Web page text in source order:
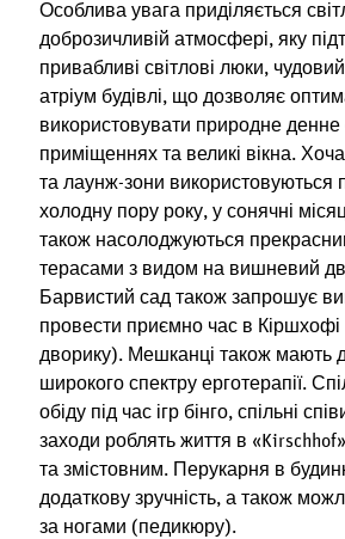
Особлива увага приділяється
доброзичливій атмосфері, яку
привабливі світлові люки,
атріум будівлі, що дозволяє
використовувати природне денне
приміщеннях та великі вікна. Хоча
та лаунж-зони використовуються
холодну пору року, у сонячні
також насолоджуються
терасами з видом на вишневий
Барвистий сад також запрошує
провести приємно час в
дворику). Мешканці також мають
широкого спектру ерготерапії.
обіду під час ігр бінго, спільні
заходи роблять життя в
та змістовним. Перукарня в
додаткову зручність, а також
за ногами (педикюру).